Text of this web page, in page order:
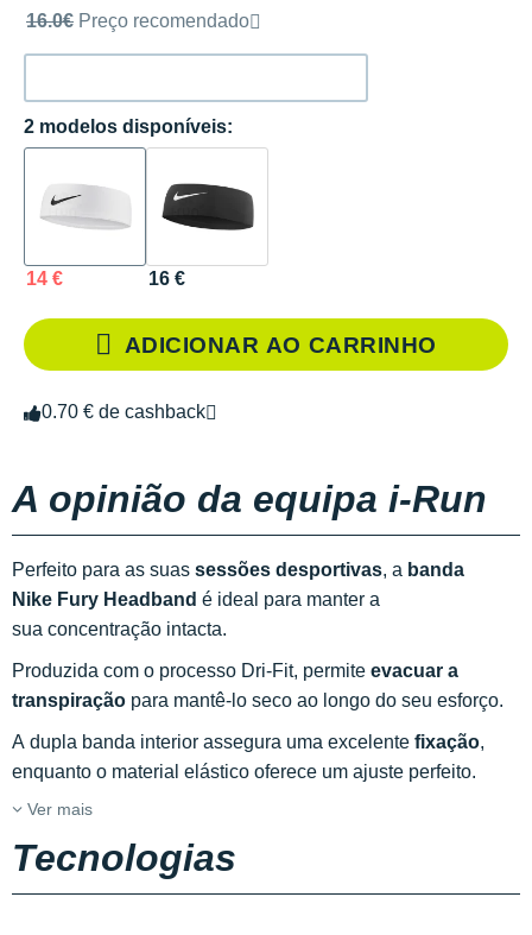
Preço de venda recomendado pela marca
16.0€ Preço recomendado
2 modelos disponíveis:
14 € 16 €
ADICIONAR AO CARRINHO
0.70 € de cashback
A opinião da equipa i-Run
Perfeito para as suas sessões desportivas, a banda
Nike Fury Headband é ideal para manter a
sua concentração intacta.
Produzida com o processo Dri-Fit, permite evacuar a
transpiração para mantê-lo seco ao longo do seu esforço.
A dupla banda interior assegura uma excelente fixação,
enquanto o material elástico oferece um ajuste perfeito.
Ver mais
Tecnologias